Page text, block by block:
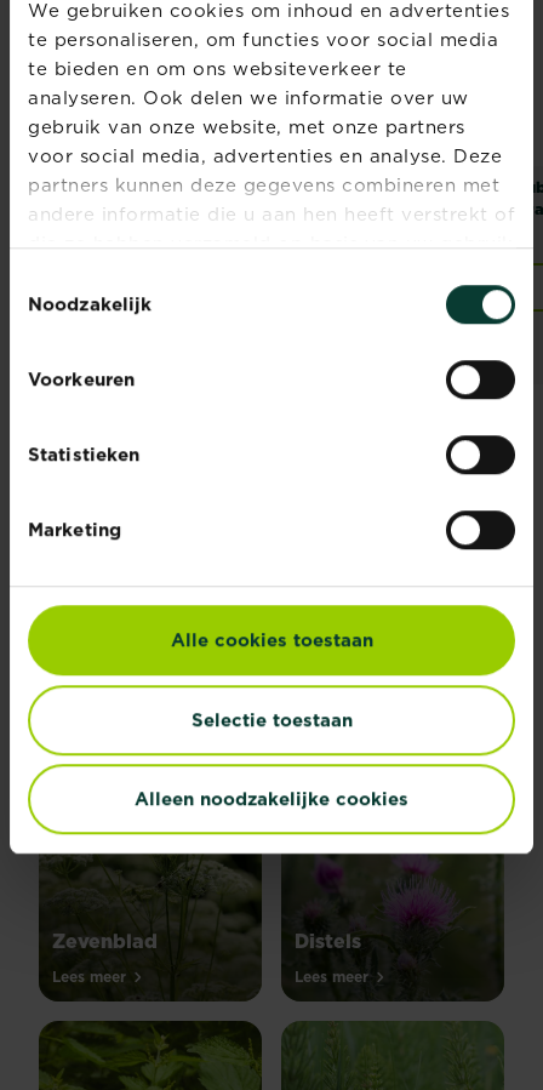
We gebruiken cookies om inhoud en advertenties
te personaliseren, om functies voor social media
te bieden en om ons websiteverkeer te
analyseren. Ook delen we informatie over uw
gebruik van onze website, met onze partners
voor social media, advertenties en analyse. Deze
partners kunnen deze gegevens combineren met
andere informatie die u aan hen heeft verstrekt of
die ze hebben verzameld op basis van uw gebruik
Noodzakelijk
Voorkeuren
Statistieken
Marketing
Alle cookies toestaan
Selectie toestaan
Alleen noodzakelijke cookies
Substral Naturen
Polysect Spray
insecticide
Substral Naturen
Polysect biologisch
PLANTENZIEKTES
Explore all diseases
Plantencategorie
Zevenblad
Lees meer
Distels
Lees meer